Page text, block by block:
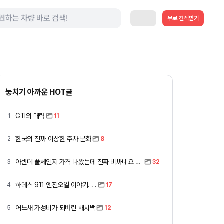
무료 견적받기
놓치기 아까운 HOT글
1 GTI의 매력 11
2 한국의 진짜 이상한 주차 문화 8
3 아반떼 풀체인지 가격 나왔는데 진짜 비싸네요 ㅎㅎ 32
4 하데스 911 엔진오일 이야기. . . 17
5 어느새 가성비가 되버린 해치백 12